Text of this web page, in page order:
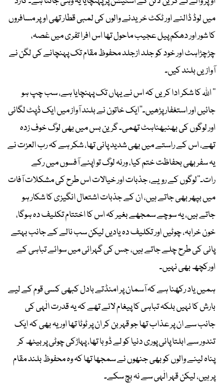
میں لوڈ ڈالنے اور ٹکٹ خریدنے والوں کی لمبی قطار تھی اوپر مسافروں
کا شور اور دھکم پیل عجیب ماحول تھا اس افرا تفری میں غصہ،
چڑچڑاہٹ اور خود کو جلد ازجلد محفوظ مقام تک پہنچانے کی لگن نے
آوازیں بلند کیں۔
’’ اللہ کا شکر ادا کریں کہ اس نے یہاں تک پہنچایا ہے، سب چپ ہو
جائیں اور استغفار پڑھیں۔‘‘ایک خاتون نے بلند آواز میں ایک ڈپٹ لگائی
اور لوگوں کی بھنبھناہٹ تھمی۔ گرین بس میں بھی لوگ خوف زدہ
تھے، اس کے راستے میں بھی شدید پانی تھا، شکر ہے کہ رب العزت نے
یہ سفر بھی بحفاظت ختم کیا، ورنہ لوگ تو اپنے آفسوں میں رکے
رات۔‘‘لوگوں کے رویے، جذبات اور خیالات اس طرح کی مشکلات آفات
میں بپھر بھی جاتے ہیں، ان کے جذبات اشتعال انگیزی کا شکار ہو
جاتے ہیں، یہ سوچے سمجھے بغیر کہ اس کا اختتام تکلیف دہ ہوگا،
خون خرابہ، چوٹیں اور تکلیف دہ یادیں لیکن سب نالے کے جانب بہتے
پانی کی طرح چلے جاتے ہیں، جس کی گہرائی میں سوائے تباہی کے
اورکچھ بھی نہیں۔
ہمیں یاد رکھنا ہے کہ آسمان پر امنڈتے بادل کبھی کسی قوم کے لیے
بارش کا نہیں بلکہ تباہی کا پیغام لائے تھے کہ یہ قدرت الٰہی کی
جانب سے ان پر عذاب تھا جو قہر بن کر ان پر ٹوٹا تھا اور یہ بھی کہ ایک
تندور سے ابلتا پانی پوری دنیا کو لے ڈوبا تھا، پہاڑکی چوٹی پر بیٹھ کر
پناہ لینے والوں کو بھی جنھوں نے سمجھا تھا کہ وہ محفوظ بلند مقام
پر ہیں، لیکن قہر الٰہی سے نہ بچ سکے۔